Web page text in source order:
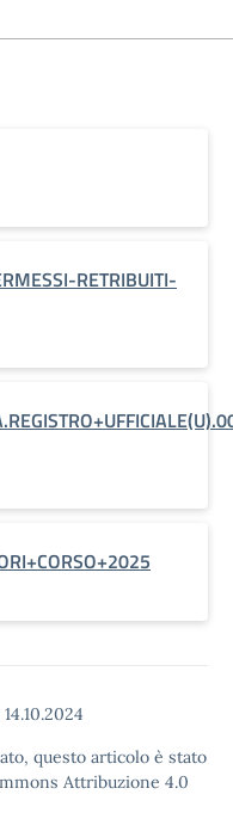
RETRIBUITI-
14.10.2024
questo articolo è stato
Attribuzione 4.0